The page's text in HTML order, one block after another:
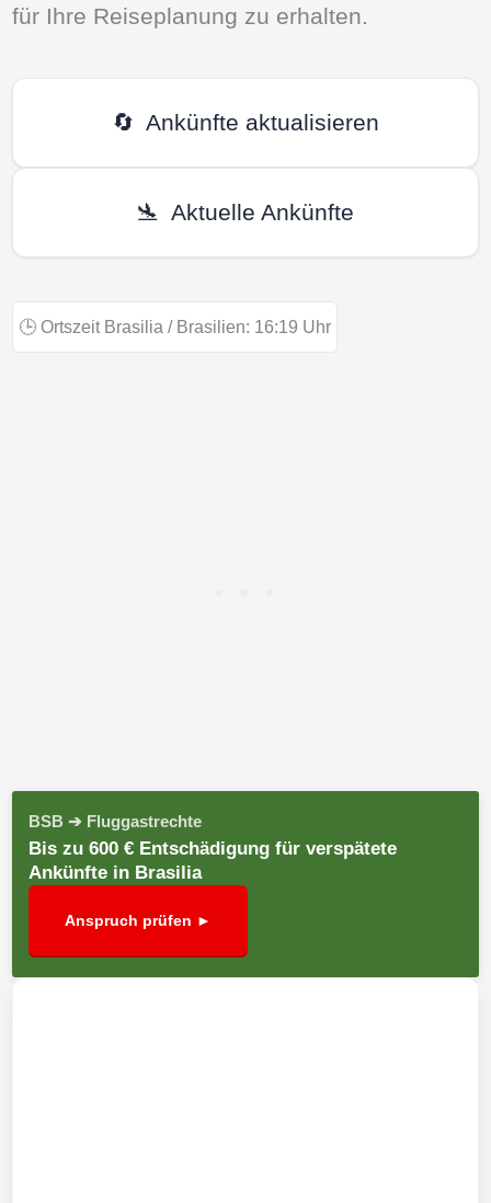
für Ihre Reiseplanung zu erhalten.
🔄 Ankünfte aktualisieren
🛬 Aktuelle Ankünfte
🕒 Ortszeit Brasilia / Brasilien: 16:19 Uhr
BSB ➔ Fluggastrechte
Bis zu 600 € Entschädigung für verspätete
Ankünfte in Brasilia
Anspruch prüfen ►